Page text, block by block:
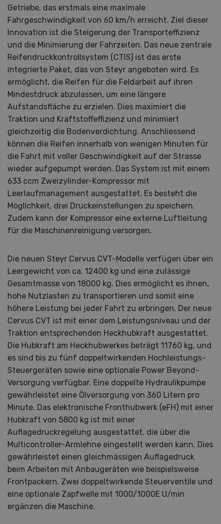
Getriebe, das erstmals eine maximale
Fahrgeschwindigkeit von 60 km/h erreicht. Ziel dieser
Innovation ist die Steigerung der Transporteffizienz
und die Minimierung der Fahrzeiten. Das neue zentrale
Reifendruckkontrollsystem (CTIS) ist das erste
integrierte Paket, das von Steyr angeboten wird. Es
ermöglicht, die Reifen für die Feldarbeit auf ihren
Mindestdruck abzulassen, um eine längere
Aufstandsfläche zu erzielen. Dies maximiert die
Traktion und Kraftstoffeffizienz und minimiert
gleichzeitig die Bodenverdichtung. Anschliessend
können die Reifen innerhalb von wenigen Minuten für
die Fahrt mit voller Geschwindigkeit auf der Strasse
wieder aufgepumpt werden. Das System ist mit einem
633 ccm Zweizylinder-Kompressor mit
Leerlaufmanagement ausgestattet. Es besteht die
Möglichkeit, drei Druckeinstellungen zu speichern.
Zudem kann der Kompressor eine externe Luftleitung
für die Maschinenreinigung versorgen.
Die neuen Steyr Cervus CVT-Modelle verfügen über ein
Leergewicht von ca. 12400 kg und eine zulässige
Gesamtmasse von 18000 kg. Dies ermöglicht es ihnen,
hohe Nutzlasten zu transportieren und somit eine
höhere Leistung bei jeder Fahrt zu erbringen. Der neue
Cervus CVT ist mit einer dem Leistungsniveau und der
Traktion entsprechenden Heckhubkraft ausgestattet.
Die Hubkraft am Heckhubwerkes beträgt 11760 kg, und
es sind bis zu fünf doppeltwirkenden Hochleistungs-
Steuergeräten sowie eine optionale Power Beyond-
Versorgung verfügbar. Eine doppelte Hydraulikpumpe
gewährleistet eine Ölversorgung von 360 Litern pro
Minute. Das elektronische Fronthubwerk (eFH) mit einer
Hubkraft von 5800 kg ist mit einer
Auflagedruckregelung ausgestattet, die über die
Multicontroller-Armlehne eingestellt werden kann. Dies
gewährleistet einen gleichmässigen Auflagedruck
beim Arbeiten mit Anbaugeräten wie beispielsweise
Frontpackern. Zwei doppeltwirkende Steuerventile und
eine optionale Zapfwelle mit 1000/1000E U/min
ergänzen die Maschine.